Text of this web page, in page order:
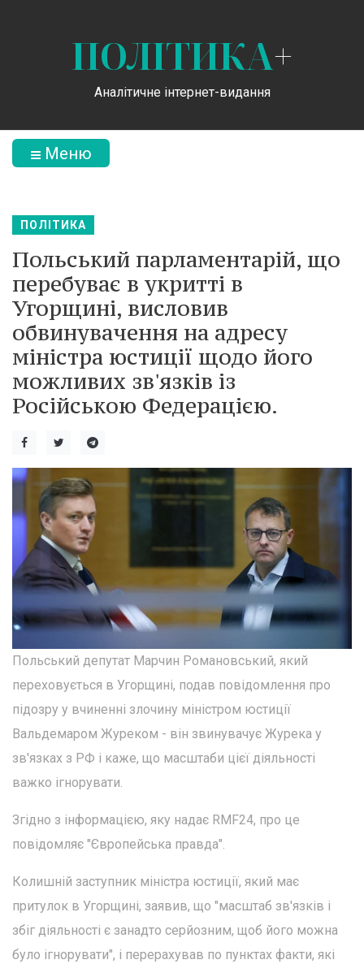
ПОЛІТИКА+
Аналітичне інтернет-видання
Меню
ПОЛІТИКА
Польський парламентарій, що
перебуває в укритті в
Угорщині, висловив
обвинувачення на адресу
міністра юстиції щодо його
можливих зв'язків із
Російською Федерацією.
Польський депутат Марчин Романовський, який
переховується в Угорщині, подав повідомлення про
підозру у вчиненні злочину міністром юстиції
Вальдемаром Журеком - він звинувачує Журека у
зв'язках з РФ і каже, що масштаби цієї діяльності
важко ігнорувати.
Згідно з інформацією, яку надає RMF24, про це
повідомляє "Європейська правда".
Колишній заступник міністра юстиції, який має
притулок в Угорщині, заявив, що "масштаб зв'язків і
збіг діяльності є занадто серйозним, щоб його можна
було ігнорувати", і перерахував по пунктах факти, які